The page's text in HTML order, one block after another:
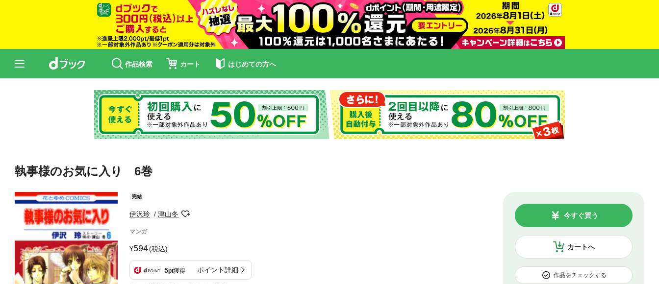
作品検索 カート はじめての方へ
執事様のお気に入り 6巻
完結
伊沢玲 津山冬
マンガ
594(税込)
5pt獲得 ポイント詳細
カートへ
今すぐ買う
作品をチェックする